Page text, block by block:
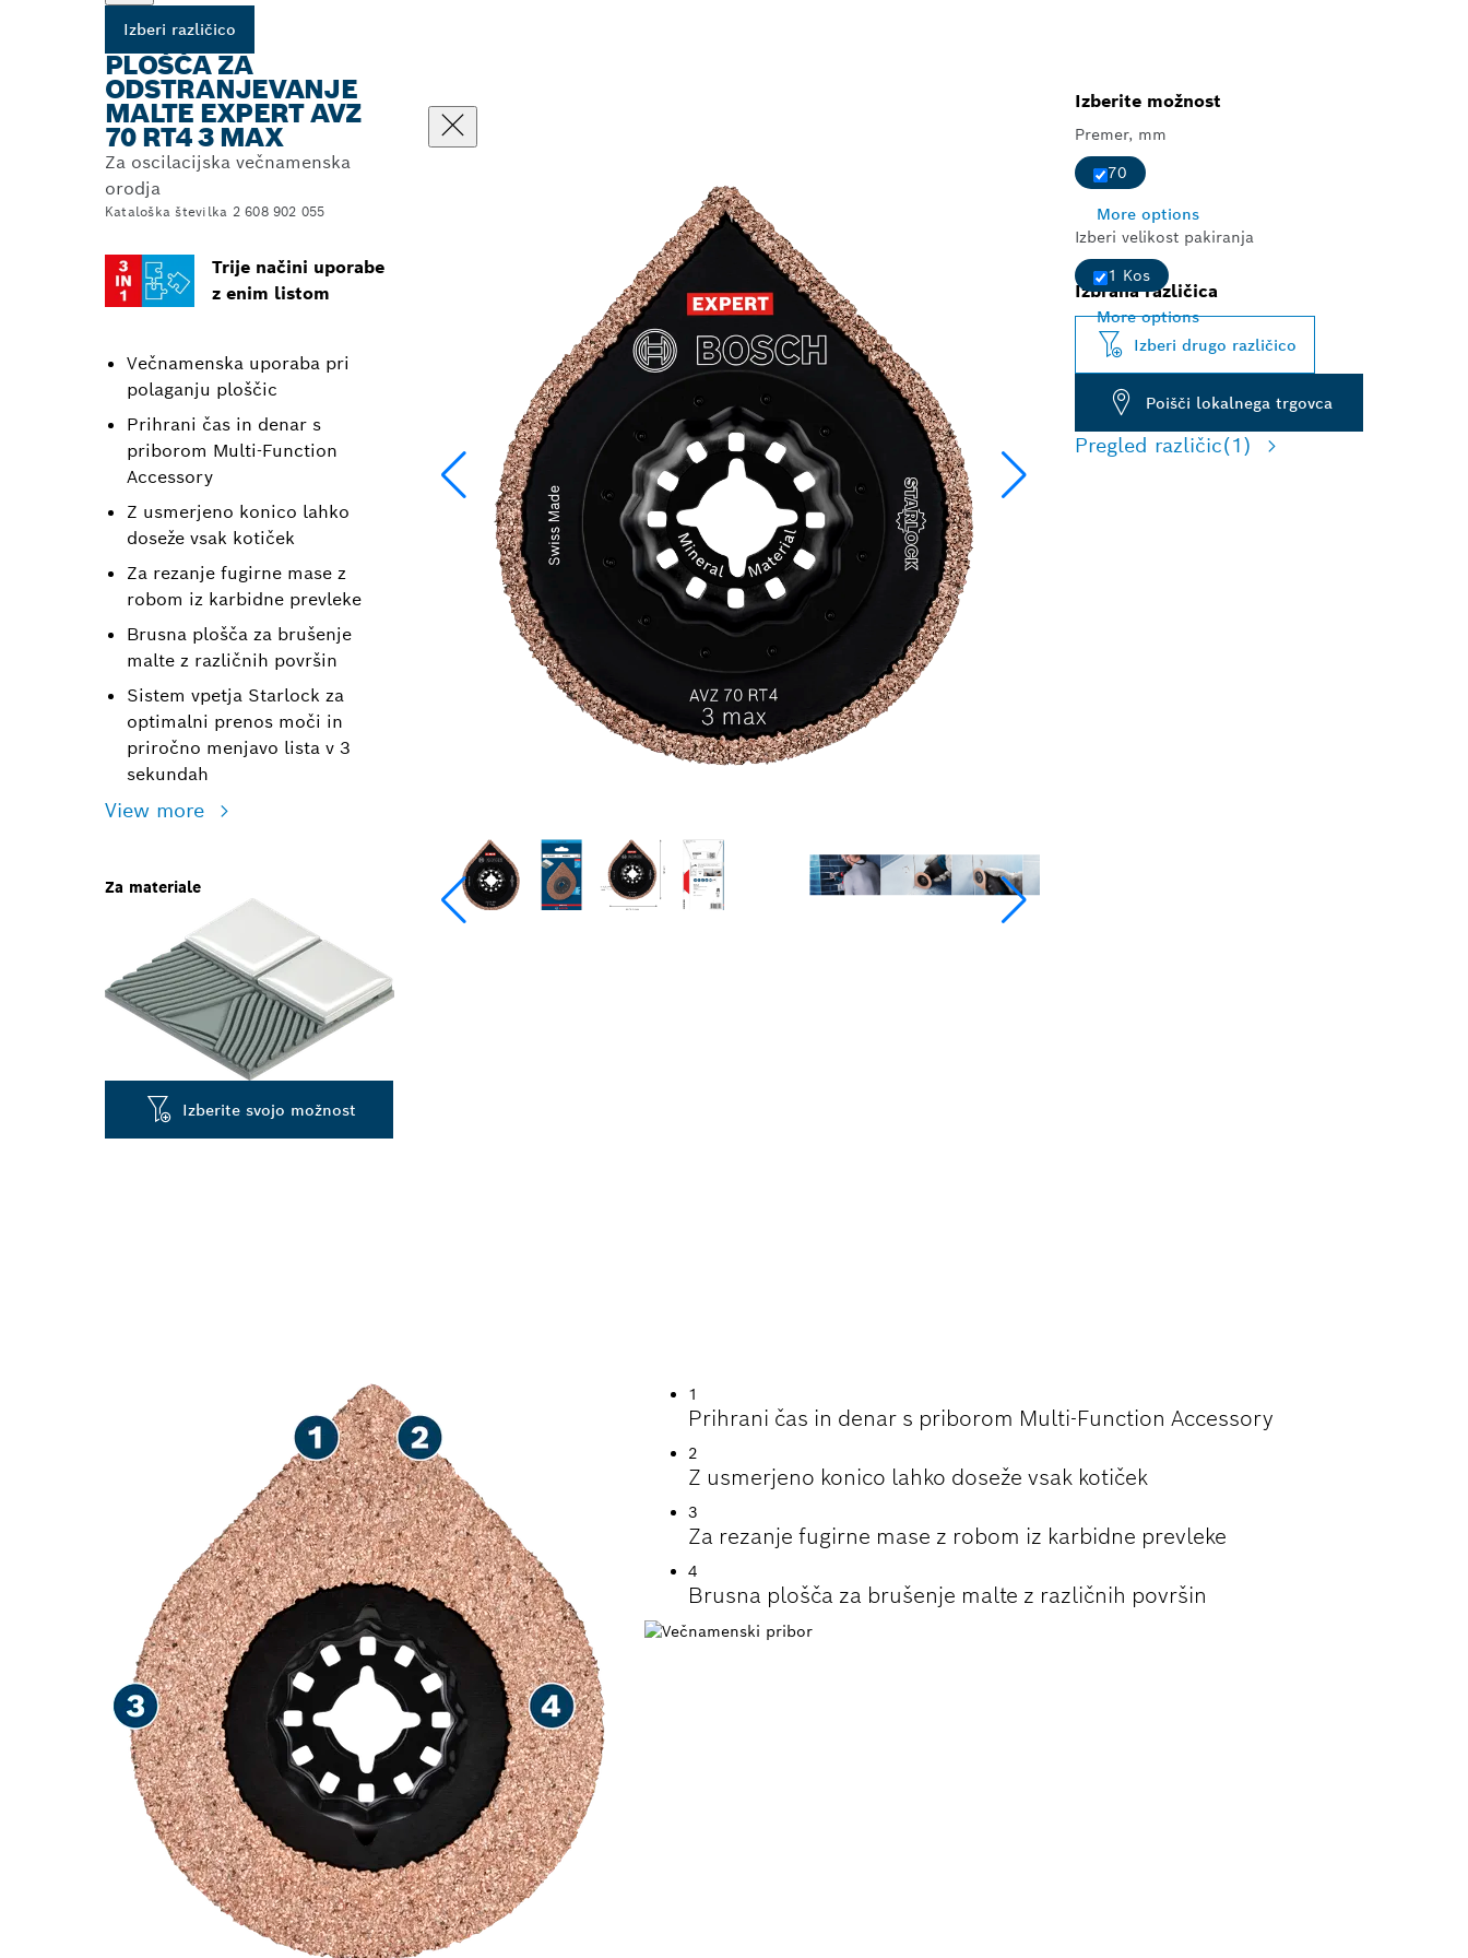
Izberi različico
PLOŠČA ZA
ODSTRANJEVANJE
MALTE EXPERT AVZ
70 RT4 3 MAX
Za oscilacijska večnamenska
orodja
Kataloška številka 2 608 902 055
Trije načini uporabe
z enim listom
Večnamenska uporaba pri
polaganju ploščic
Prihrani čas in denar s
priborom Multi-Function
Accessory
Z usmerjeno konico lahko
doseže vsak kotiček
Za rezanje fugirne mase z
robom iz karbidne prevleke
Brusna plošča za brušenje
malte z različnih površin
Sistem vpetja Starlock za
optimalni prenos moči in
priročno menjavo lista v 3
sekundah
View more
Za materiale
Izberite svojo možnost
Izberite možnost
Premer, mm
70
More options
Izberi velikost pakiranja
1 Kos
More options
Izbrana različica
Izberi drugo različico
Poišči lokalnega trgovca
Pregled različic(1)
1
Prihrani čas in denar s priborom Multi-Function Accessory
2
Z usmerjeno konico lahko doseže vsak kotiček
3
Za rezanje fugirne mase z robom iz karbidne prevleke
4
Brusna plošča za brušenje malte z različnih površin